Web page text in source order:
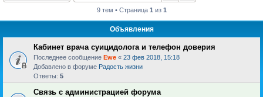
9 тем • Страница 1 из 1
Объявления
Кабинет врача суицидолога и телефон доверия
Последнее сообщение Ewe « 23 фев 2018, 15:18
Добавлено в форуме Радость жизни
Ответы: 5
Связь с администрацией форума